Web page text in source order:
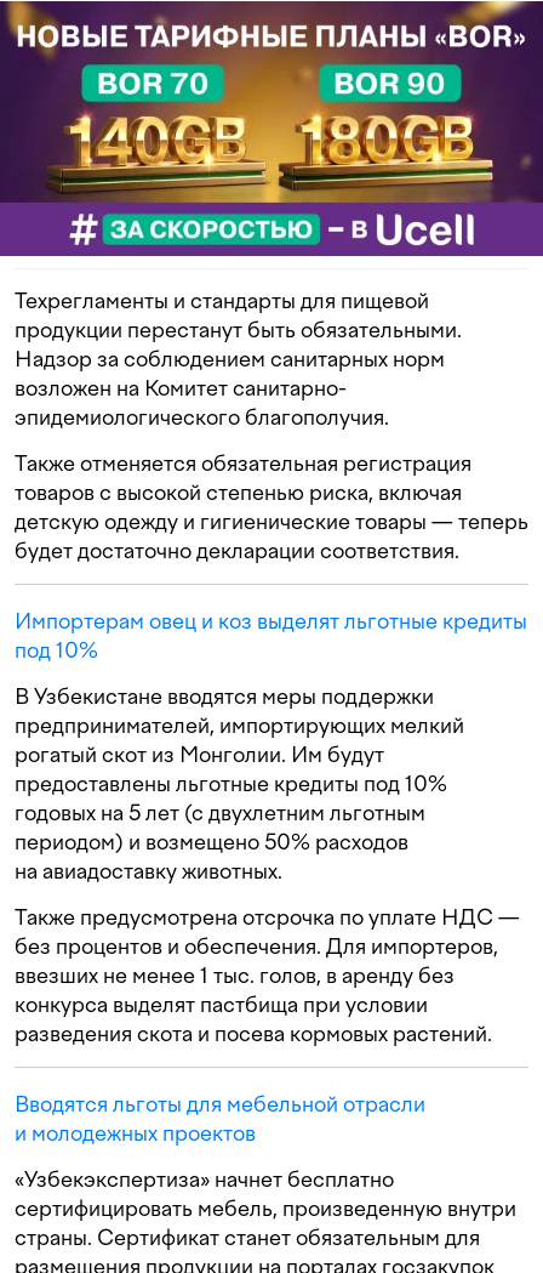
Техрегламенты и стандарты для пищевой
продукции перестанут быть обязательными.
Надзор за соблюдением санитарных норм
возложен на Комитет санитарно-
эпидемиологического благополучия.
Также отменяется обязательная регистрация
товаров с высокой степенью риска, включая
детскую одежду и гигиенические товары — теперь
будет достаточно декларации соответствия.
Импортерам овец и коз выделят льготные кредиты
под 10%
В Узбекистане вводятся меры поддержки
предпринимателей, импортирующих мелкий
рогатый скот из Монголии. Им будут
предоставлены льготные кредиты под 10%
годовых на 5 лет (с двухлетним льготным
периодом) и возмещено 50% расходов
на авиадоставку животных.
Также предусмотрена отсрочка по уплате НДС —
без процентов и обеспечения. Для импортеров,
ввезших не менее 1 тыс. голов, в аренду без
конкурса выделят пастбища при условии
разведения скота и посева кормовых растений.
Вводятся льготы для мебельной отрасли
и молодежных проектов
«Узбекэкспертиза» начнет бесплатно
сертифицировать мебель, произведенную внутри
страны. Сертификат станет обязательным для
размещения продукции на порталах госзакупок